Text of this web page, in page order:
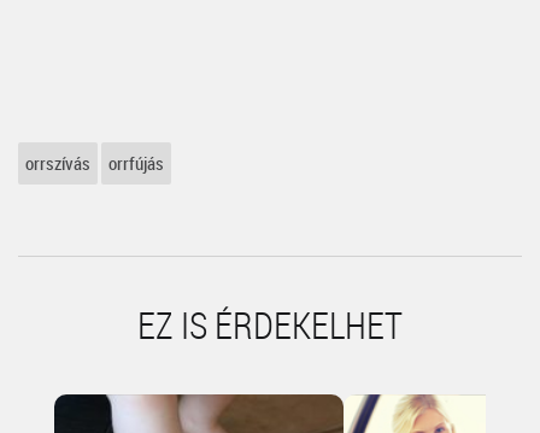
orrszívás orrfújás
EZ IS ÉRDEKELHET